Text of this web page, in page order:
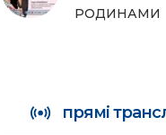
РОДИНАМИ
прямі